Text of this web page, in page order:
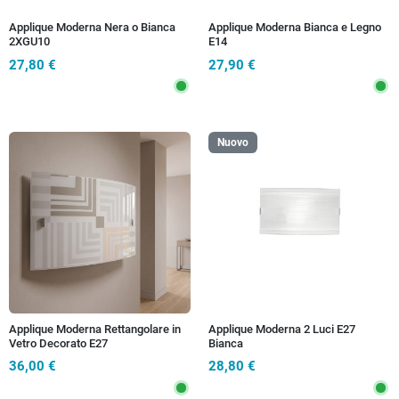
Applique Moderna Nera o Bianca
2XGU10
27,80 €
Applique Moderna Bianca e Legno
E14
27,90 €
Applique Moderna Rettangolare in
Vetro Decorato E27
36,00 €
Nuovo
Applique Moderna 2 Luci E27
Bianca
28,80 €